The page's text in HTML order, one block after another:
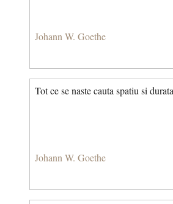
Johann W. Goethe
Tot ce se naste cauta spatiu si
Johann W. Goethe